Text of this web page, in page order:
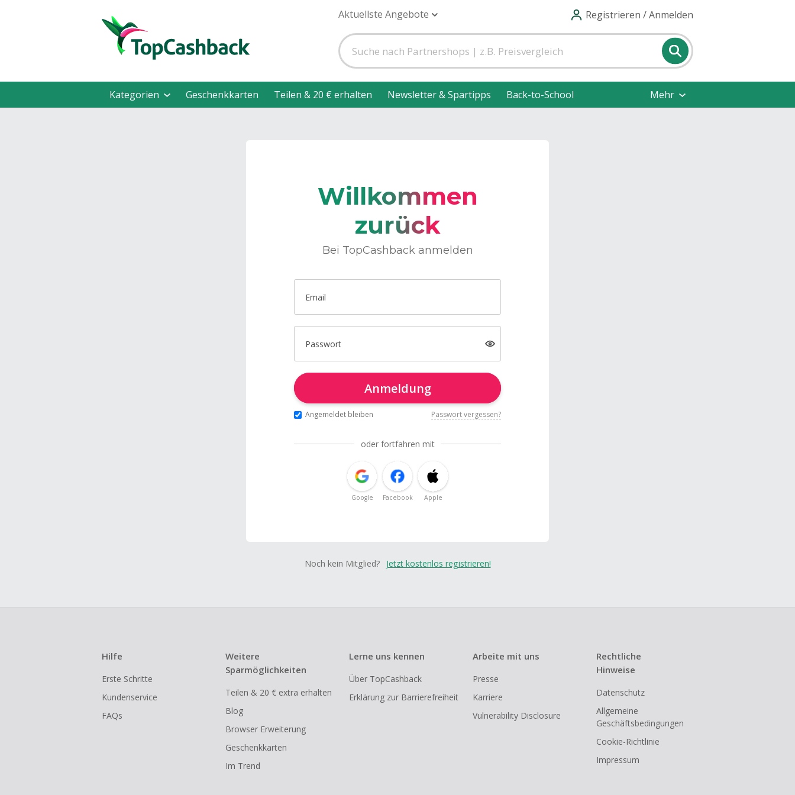
Aktuellste Angebote Registrieren / Anmelden
Kategorien Geschenkkarten Teilen & 20 € erhalten Newsletter & Spartipps Back-to-School Mehr
Willkommen
zurück
Bei TopCashback anmelden
Email
Passwort
Anmeldung
Angemeldet bleiben Passwort vergessen?
oder fortfahren mit
Google Facebook Apple
Noch kein Mitglied? Jetzt kostenlos registrieren!
Hilfe
Erste Schritte
Kundenservice
FAQs
Weitere
Sparmöglichkeiten
Teilen & 20 € extra erhalten
Blog
Browser Erweiterung
Geschenkkarten
Im Trend
Lerne uns kennen
Über TopCashback
Erklärung zur Barrierefreiheit
Arbeite mit uns
Presse
Karriere
Vulnerability Disclosure
Rechtliche
Hinweise
Datenschutz
Allgemeine
Geschäftsbedingungen
Cookie-Richtlinie
Impressum